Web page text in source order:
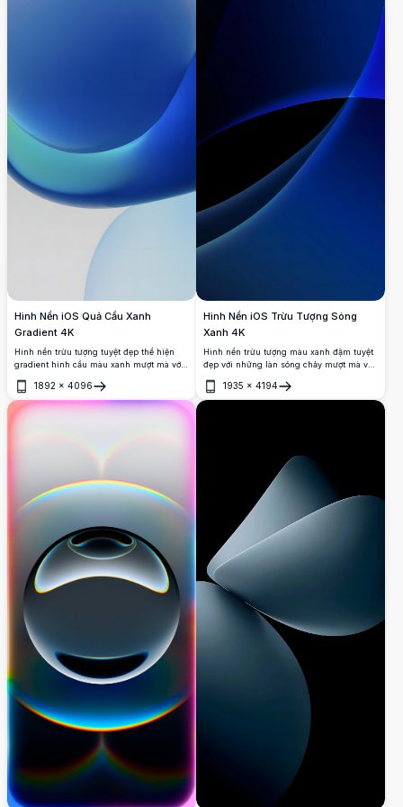
Hình Nền iOS Quả Cầu Xanh
Gradient 4K
Hình nền trừu tượng tuyệt đẹp thể hiện
gradient hình cầu màu xanh mượt mà với
tối giản hiện đại với ánh sáng dịu nhẹ và
hình dạng cong hữu cơ. Nền cao cấp độ
phân giải cao hoàn hảo cho iPhone và thiết
1892 × 4096
Mở
Hình Nền iOS Trừu Tượng Sóng
Xanh 4K
Hình nền trừu tượng màu xanh đậm tuyệt
đẹp với những làn sóng chảy mượt mà và
các lớp đường cong thanh lịch. Hoàn hảo
cho iPhone và các thiết bị iOS, thiết kế
năng động này kết hợp các tông màu xanh
1935 × 4194
Mở